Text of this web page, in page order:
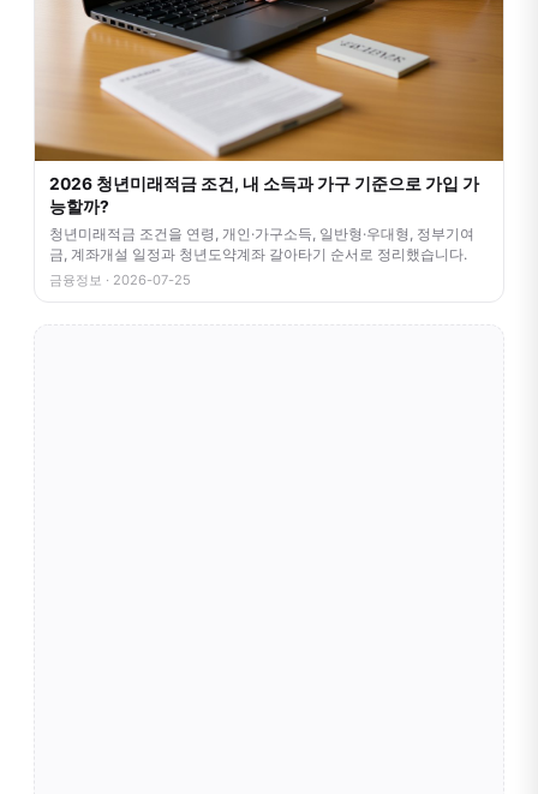
2026 청년미래적금 조건, 내 소득과 가구 기준으로 가입 가
능할까?
청년미래적금 조건을 연령, 개인·가구소득, 일반형·우대형, 정부기여
금, 계좌개설 일정과 청년도약계좌 갈아타기 순서로 정리했습니다.
금융정보 · 2026-07-25